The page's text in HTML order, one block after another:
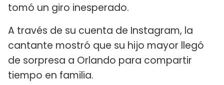
tomó un giro inesperado.
A través de su cuenta de Instagram, la
cantante mostró que su hijo mayor llegó
de sorpresa a Orlando para compartir
tiempo en familia.